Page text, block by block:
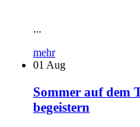
...
mehr
01 Aug
Sommer auf dem
begeistern